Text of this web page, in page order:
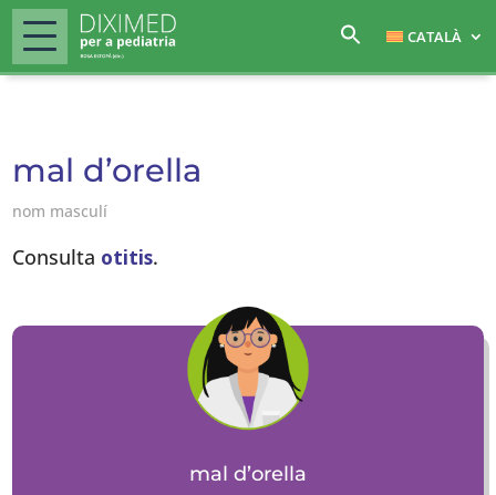
CATALÀ
mal d’orella
nom masculí
Consulta otitis.
mal d’orella